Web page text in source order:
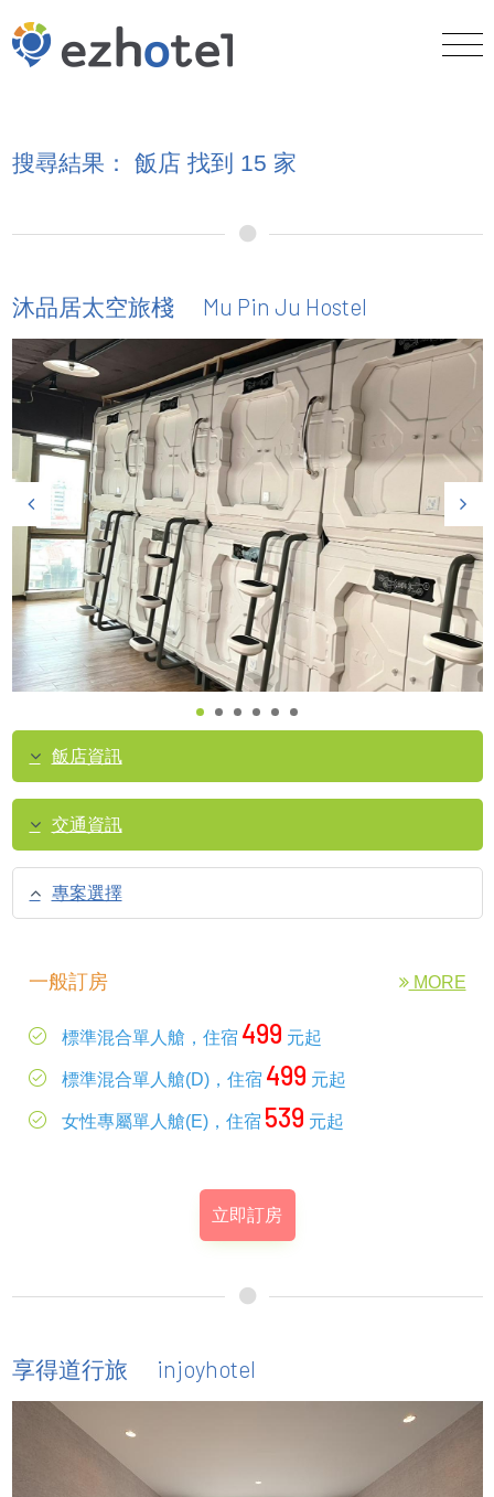
搜尋結果： 飯店 找到 15 家
沐品居太空旅棧 Mu Pin Ju Hostel
飯店資訊
交通資訊
專案選擇
一般訂房 MORE
標準混合單人艙，住宿 499 元起
標準混合單人艙(D)，住宿 499 元起
女性專屬單人艙(E)，住宿 539 元起
立即訂房
享得道行旅 injoyhotel